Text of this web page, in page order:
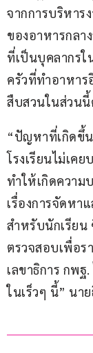
จากการบริหาร
ของอาหารกลา
ที่เป็นบุคลากรใ
ครัวที่ทำอาหาร
สืบสวนในส่วน
“ปัญหาที่เกิดขึ้น
โรงเรียนไม่เค
ทำให้เกิดความ
เรื่องการจัดห
สำหรับนักเรียน
ตรวจสอบเพื่อร
เลขาธิการ กพ
ในเร็วๆ นี้” นา